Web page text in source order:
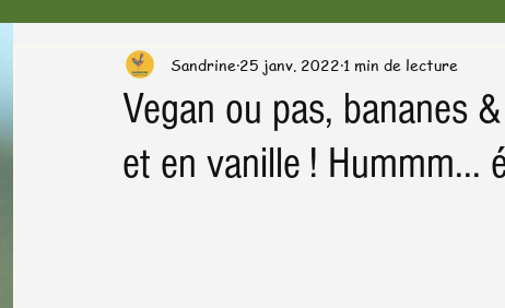
Préparation & cuisson Trucs & astuces en cuisine
Santé dans l'assiette News letter Plats de fêtes
Vegan ou pas, bananes
et en vanille ! Hummm...
Sandrine 25 janv. 2022 1 min de lecture